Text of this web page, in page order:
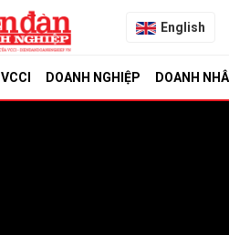
English
VCCI DOANH NGHIỆP DOANH